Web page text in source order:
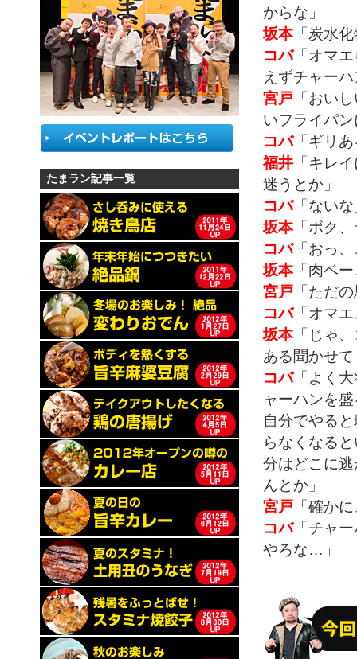
たまラン記事一覧
からな」
坂本「炭水
コバ「オマ
えずチャー
宮戸 「おい
いフライパ
コバ「ギリ
福井 「キレ
迷うとか」
コバ「ないな
坂本「ボク
コバ「おっ
坂本「肉ベ
宮戸 「ただ
コバ「オマ
坂本「じゃ
ある聞かせ
コバ「よく
ャーハンを
自分でやる
らなくなる
分はどこに
んとか」
宮戸 「確か
コバ「チャ
やろな…」